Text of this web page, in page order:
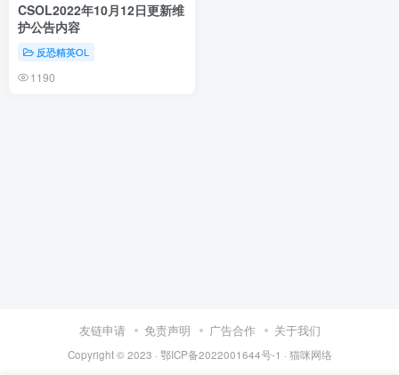
CSOL2022年10月12日更新维
护公告内容
反恐精英OL
1190
友链申请 免责声明 广告合作 关于我们
Copyright © 2023 · 鄂ICP备2022001644号-1 · 猫咪网络